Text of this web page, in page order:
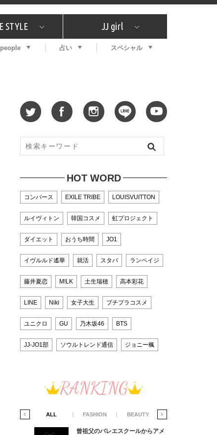
の"それどこの"？ プチプラ プレゼント
メ全部試してみた What's NEW？ 特集
STYLE
イド エンタメ プレゼント
恋愛
JJ girl
特集 おしゃラン！
占い スペシャル
HOT WORD
コンバース EXILE TRIBE LOUISVUITTON
ルイヴィトン 韓国コスメ 虹プロジェクト
ダイエット おうち時間 JO1
イヴルルド遙華 就活 スタバ ランペイジ
藤井夏恋 M!LK 土生瑞穂 高本彩花
LINE Niki 女子大生 プチプラコスメ
ユニクロ GU 乃木坂46 BTS
JJ-JO1部 ソウルトレンド通信 ジョニー楓
RANKING
ALL FASHION BEAUTY
曾祖父のバレエスクールからアメ